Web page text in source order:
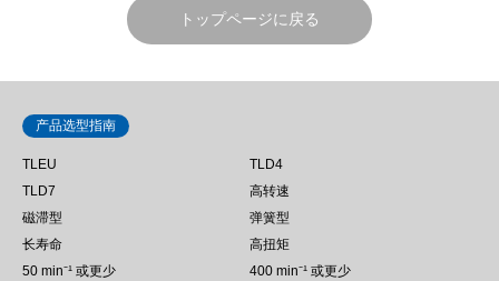
トップページに戻る
产品选型指南
TLEU
TLD4
TLD7
高转速
磁滞型
弹簧型
长寿命
高扭矩
50 min⁻¹ 或更少
400 min⁻¹ 或更少